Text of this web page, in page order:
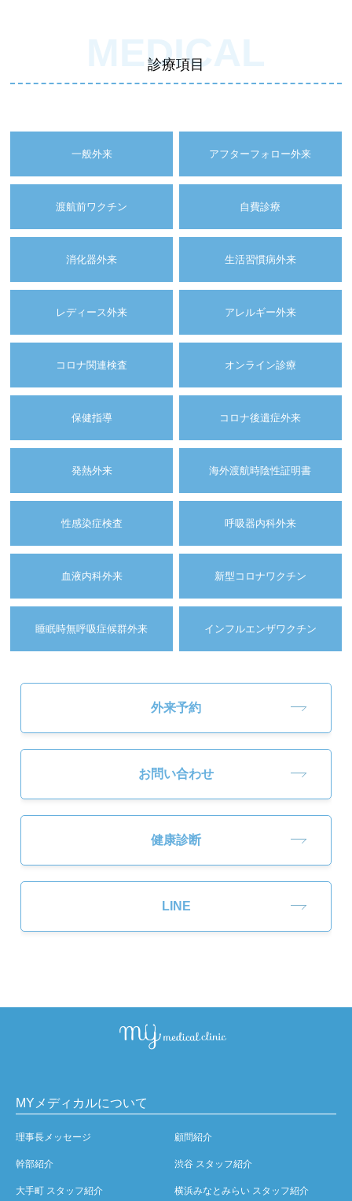
MEDICAL
診療項目
一般外来 アフターフォロー外来
渡航前ワクチン 自費診療
消化器外来 生活習慣病外来
レディース外来 アレルギー外来
コロナ関連検査 オンライン診療
保健指導 コロナ後遺症外来
発熱外来 海外渡航時陰性証明書
性感染症検査 呼吸器内科外来
血液内科外来 新型コロナワクチン
睡眠時無呼吸症候群外来 インフルエンザワクチン
外来予約
お問い合わせ
健康診断
LINE
MYメディカルについて
理事長メッセージ 顧問紹介
幹部紹介 渋谷 スタッフ紹介
大手町 スタッフ紹介 横浜みなとみらい スタッフ紹介